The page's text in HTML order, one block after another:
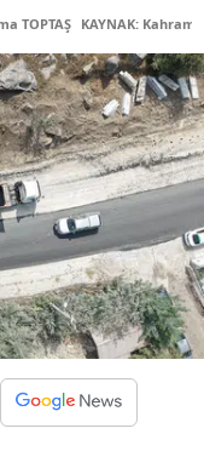
TOPTAŞ KAYNAK: